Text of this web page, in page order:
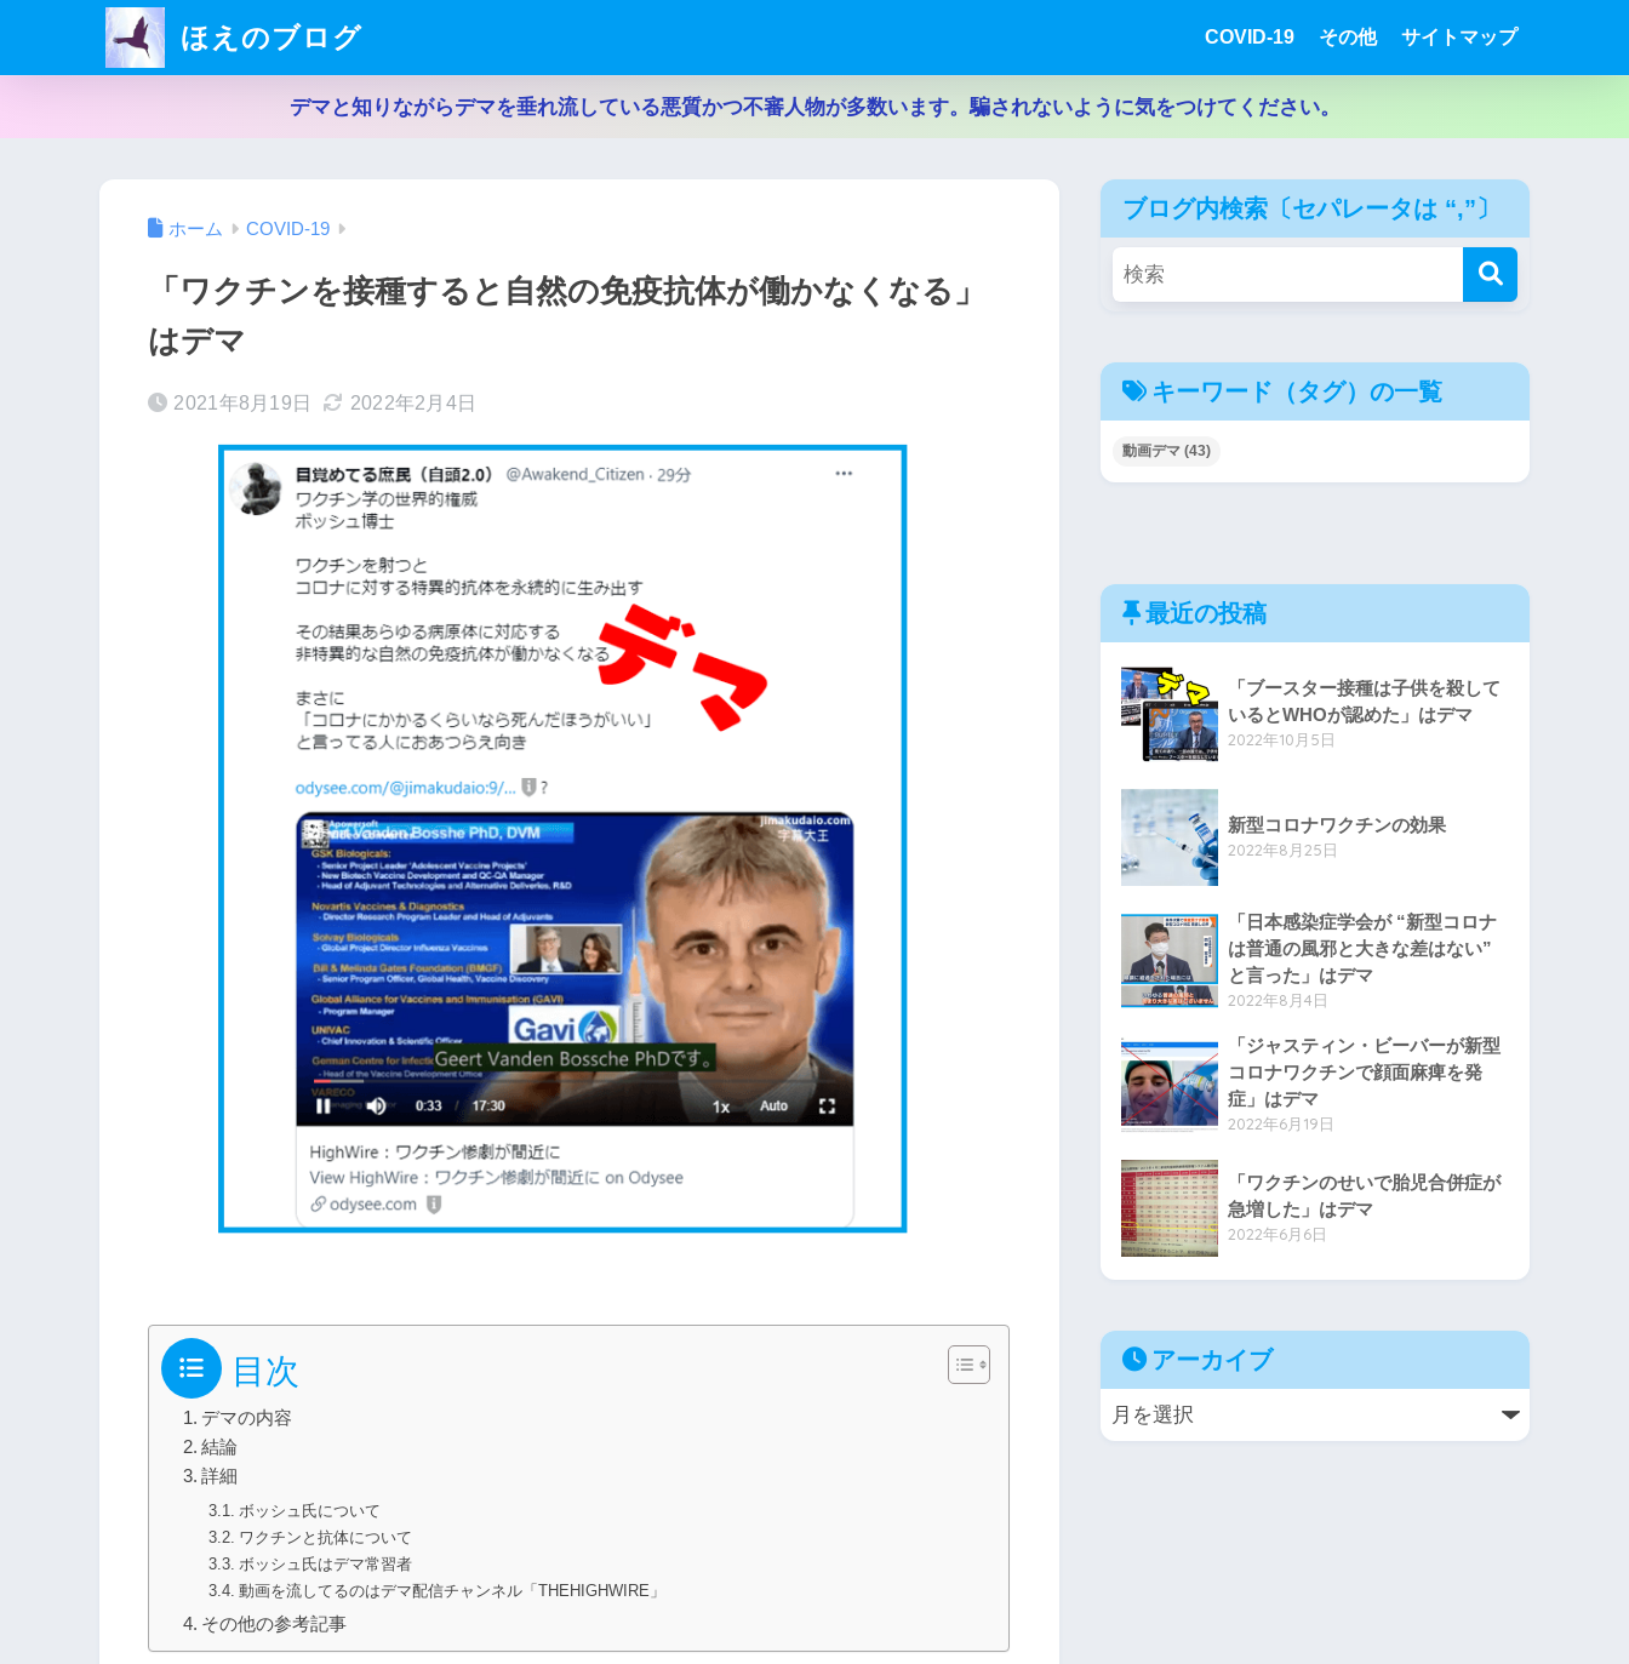
ほえのブログ COVID-19 その他 サイトマップ
デマと知りながらデマを垂れ流している悪質かつ不審人物が多数います。騙されないように気をつけてください。
ホーム COVID-19
「ワクチンを接種すると自然の免疫抗体が働かなくなる」
はデマ
2021年8月19日 2022年2月4日
目次
デマの内容
結論
詳細
ボッシュ氏について
ワクチンと抗体について
ボッシュ氏はデマ常習者
動画を流してるのはデマ配信チャンネル「THEHIGHWIRE」
その他の参考記事
ブログ内検索〔セパレータは “,”〕
キーワード（タグ）の一覧
動画デマ (43)
最近の投稿
「ブースター接種は子供を殺して
いるとWHOが認めた」はデマ
2022年10月5日
新型コロナワクチンの効果
2022年8月25日
「日本感染症学会が “新型コロナ
は普通の風邪と大きな差はない”
と言った」はデマ
2022年8月4日
「ジャスティン・ビーバーが新型
コロナワクチンで顔面麻痺を発
症」はデマ
2022年6月19日
「ワクチンのせいで胎児合併症が
急増した」はデマ
2022年6月6日
アーカイブ